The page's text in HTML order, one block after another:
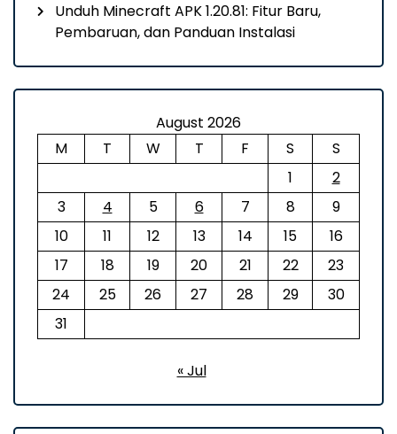
Unduh Minecraft APK 1.20.81: Fitur Baru,
Pembaruan, dan Panduan Instalasi
August 2026
M
T W T F S
S
1
2
3
4 5 6 7 8
9
10
11 12 13 14 15
16
17
18 19 20 21 22
23
24
25 26 27 28 29
30
31
« Jul